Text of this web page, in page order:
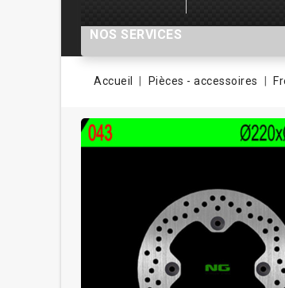
NOS SERVICES
Accueil Pièces - accessoires